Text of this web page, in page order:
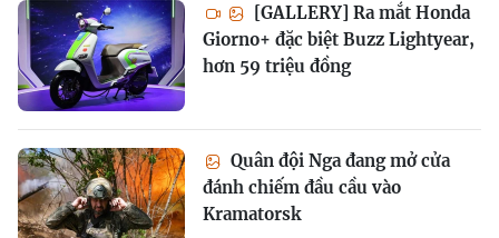
[GALLERY] Ra mắt Honda
Giorno+ đặc biệt Buzz Lightyear,
hơn 59 triệu đồng
Quân đội Nga đang mở cửa
đánh chiếm đầu cầu vào
Kramatorsk